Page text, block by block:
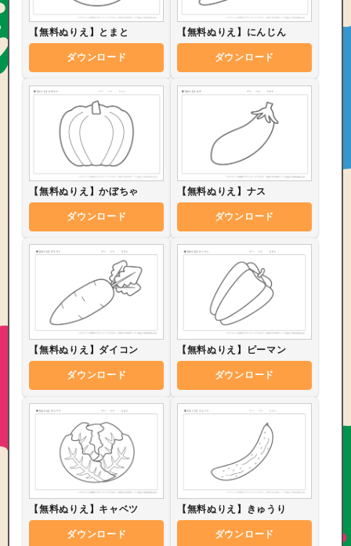
【無料ぬりえ】とまと
ダウンロード
【無料ぬりえ】にんじん
ダウンロード
【無料ぬりえ】かぼちゃ
ダウンロード
【無料ぬりえ】ナス
ダウンロード
【無料ぬりえ】ダイコン
ダウンロード
【無料ぬりえ】ピーマン
ダウンロード
【無料ぬりえ】キャベツ
ダウンロード
【無料ぬりえ】きゅうり
ダウンロード